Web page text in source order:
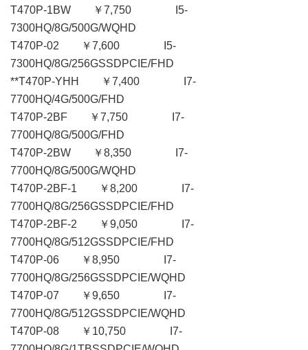
T470P-1BW ￥7,750 I5-
7300HQ/8G/500G/WQHD
T470P-02 ￥7,600 I5-
7300HQ/8G/256GSSDPCIE/FHD
**T470P-YHH ￥7,400 I7-
7700HQ/4G/500G/FHD
T470P-2BF ￥7,750 I7-
7700HQ/8G/500G/FHD
T470P-2BW ￥8,350 I7-
7700HQ/8G/500G/WQHD
T470P-2BF-1 ￥8,200 I7-
7700HQ/8G/256GSSDPCIE/FHD
T470P-2BF-2 ￥9,050 I7-
7700HQ/8G/512GSSDPCIE/FHD
T470P-06 ￥8,950 I7-
7700HQ/8G/256GSSDPCIE/WQHD
T470P-07 ￥9,650 I7-
7700HQ/8G/512GSSDPCIE/WQHD
T470P-08 ￥10,750 I7-